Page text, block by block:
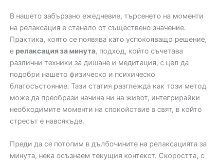
В нашето забързано ежедневие, търсенето на моменти
на релаксация е станало от съществено значение.
Практика, която се появява като успокояващо решение,
е релаксация за минута, подход, който съчетава
различни техники за дишане и медитация, с цел да
подобри нашето физическо и психическо
благосъстояние. Тази статия разглежда как този метод
може да преобрази начина ни на живот, интегрирайки
необходимите моменти на спокойствие в свят, в който
стресът е навсякъде.
Преди да се потопим в дълбочините на релаксацията за
минута, нека осъзнаем текущия контекст. Скоростта, с